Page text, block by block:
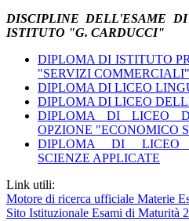
DISCIPLINE DELL'ESAME
ISTITUTO "G. CARDUCCI"
DIPLOMA DI ISTITUTO
"SERVIZI COMMERCIALI"
DIPLOMA DI LICEO
DIPLOMA DI LICEO
DIPLOMA DI LICEO
OPZIONE "ECONOMICO
DIPLOMA DI LICEO
SCIENZE APPLICATE
Link utili:
Motore di ricerca ufficiale Materie
Sito Istituzionale Esami di Maturità